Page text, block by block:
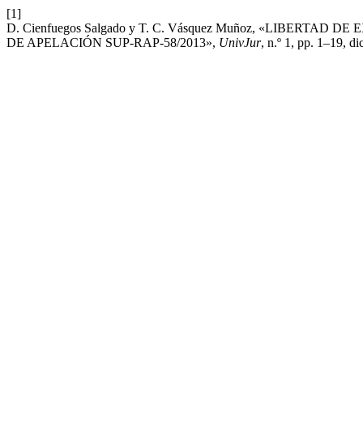
[1]
D. Cienfuegos Salgado y T. C. Vásquez Muñoz, «LIBERTAD
DE APELACIÓN SUP-RAP-58/2013», UnivJur, n.º 1, pp. 1–19,